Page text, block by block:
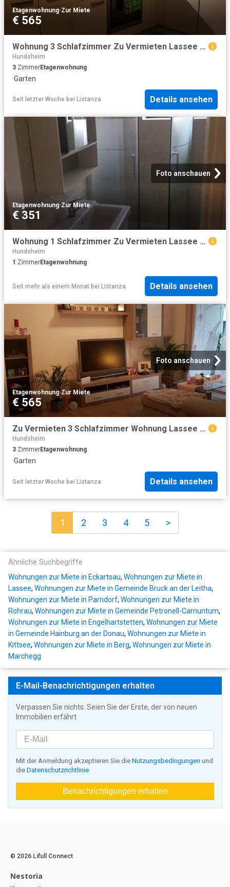
Etagenwohnung·Zur Miete
€ 565
Wohnung 3 Schlafzimmer Zu Vermieten Lassee AUT 565 ES104600667
Hundsheim
3 ZimmerEtagenwohnung
·Garten
Seit letzter Woche bei Listanza Details ansehen
Foto anschauen
Etagenwohnung·Zur Miete
€ 351
Wohnung 1 Schlafzimmer Zu Vermieten Lassee AUT 351 ES101954733
Hundsheim
1 ZimmerEtagenwohnung
Seit mehr als einem Monat bei Listanza Details ansehen
Foto anschauen
Etagenwohnung·Zur Miete
€ 565
Zu Vermieten 3 Schlafzimmer Wohnung Lassee AUT DS104600667
Hundsheim
3 ZimmerEtagenwohnung
·Garten
Seit letzter Woche bei Listanza Details ansehen
1 2 3 4 5 >
Ähnliche Suchbegriffe
Wohnungen zur Miete in Eckartsau, Wohnungen zur Miete in
Lassee, Wohnungen zur Miete in Gemeinde Bruck an der Leitha,
Wohnungen zur Miete in Parndorf, Wohnungen zur Miete in
Rohrau, Wohnungen zur Miete in Gemeinde Petronell-Carnuntum,
Wohnungen zur Miete in Engelhartstetten, Wohnungen zur Miete
in Gemeinde Hainburg an der Donau, Wohnungen zur Miete in
Kittsee, Wohnungen zur Miete in Berg, Wohnungen zur Miete in
Marchegg
E-Mail-Benachrichtigungen erhalten
Verpassen Sie nichts: Seien Sie der Erste, der von neuen
Immobilien erfährt
Mit der Anmeldung akzeptieren Sie die Nutzungsbedingungen und
die Datenschutzrichtlinie
Benachrichtigungen erhalten
© 2026 Lifull Connect
Nestoria